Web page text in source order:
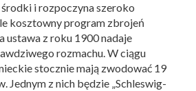
i rozpoczyna szeroko
kosztowny program zbrojeń
ustawa z roku 1900 nadaje
rozmachu. W ciągu
stocznie mają zwodować 19
Jednym z nich będzie „Schleswig-